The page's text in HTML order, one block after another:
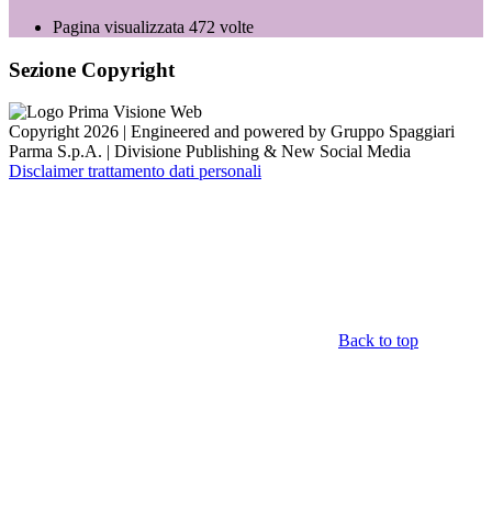
Pagina visualizzata 472 volte
Sezione Copyright
Copyright 2026 | Engineered and powered by Gruppo Spaggiari
Parma S.p.A. | Divisione Publishing & New Social Media
Disclaimer trattamento dati personali
Back to top